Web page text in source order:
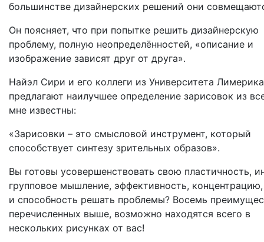
большинстве дизайнерских решений они
Он поясняет, что при попытке решить дизайнерскую
проблему, полную неопределённостей, «описание и
изображение зависят друг от друга».
Найэл Сири и его коллеги из Университета Лимерика
предлагают наилучшее определение зарисовок из
мне известны:
«Зарисовки – это смысловой инструмент, который
способствует синтезу зрительных образов».
Вы готовы усовершенствовать свою пластичность,
групповое мышление, эффективность, концентрацию,
и способность решать проблемы? Восемь
перечисленных выше, возможно находятся всего в
нескольких рисунках от вас!